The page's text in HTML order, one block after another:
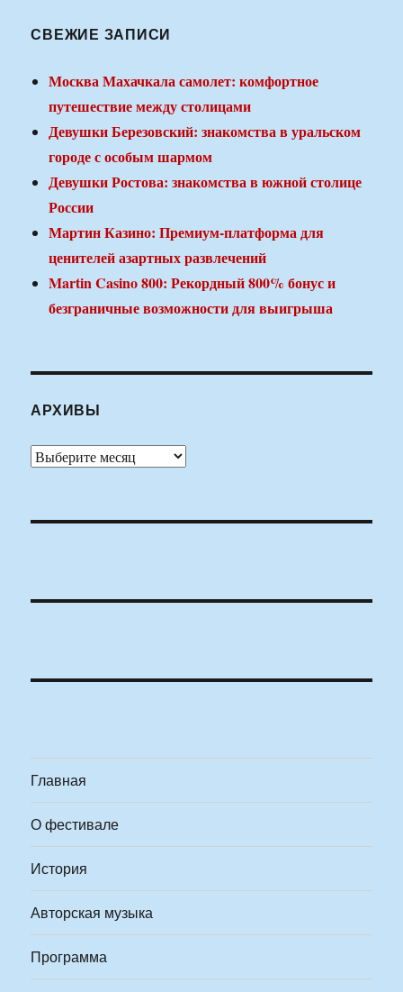
СВЕЖИЕ ЗАПИСИ
Москва Махачкала самолет: комфортное
путешествие между столицами
Девушки Березовский: знакомства в уральском
городе с особым шармом
Девушки Ростова: знакомства в южной столице
России
Мартин Казино: Премиум-платформа для
ценителей азартных развлечений
Martin Casino 800: Рекордный 800% бонус и
безграничные возможности для выигрыша
АРХИВЫ
Архивы
Главная
О фестивале
История
Авторская музыка
Программа